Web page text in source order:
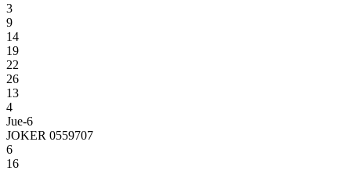
3
9
14
19
22
26
13
4
Jue-6
JOKER 0559707
6
16